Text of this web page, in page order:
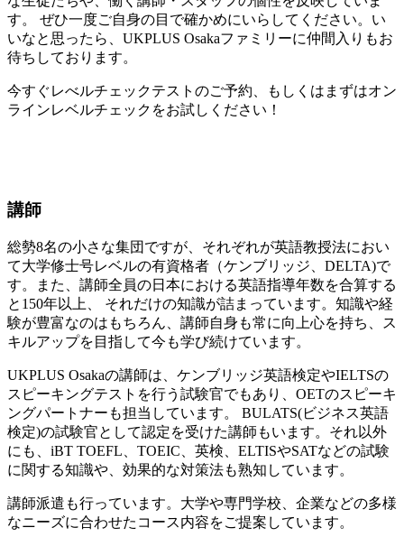
す。 ぜひ一度ご自身の目で確かめにいらしてください。い
いなと思ったら、UKPLUS Osakaファミリーに仲間入りもお
待ちしております。
今すぐレべルチェックテストのご予約、もしくはまずはオン
ラインレベルチェックをお試しください！
講師
総勢8名の小さな集団ですが、それぞれが英語教授法におい
て大学修士号レベルの有資格者（ケンブリッジ、DELTA)で
す。また、講師全員の日本における英語指導年数を合算する
と150年以上、 それだけの知識が詰まっています。知識や経
験が豊富なのはもちろん、講師自身も常に向上心を持ち、ス
キルアップを目指して今も学び続けています。
UKPLUS Osakaの講師は、ケンブリッジ英語検定やIELTSの
スピーキングテストを行う試験官でもあり、OETのスピーキ
ングパートナーも担当しています。 BULATS(ビジネス英語
検定)の試験官として認定を受けた講師もいます。それ以外
にも、iBT TOEFL、TOEIC、英検、ELTISやSATなどの試験
に関する知識や、効果的な対策法も熟知しています。
講師派遣も行っています。大学や専門学校、企業などの多様
なニーズに合わせたコース内容をご提案しています。